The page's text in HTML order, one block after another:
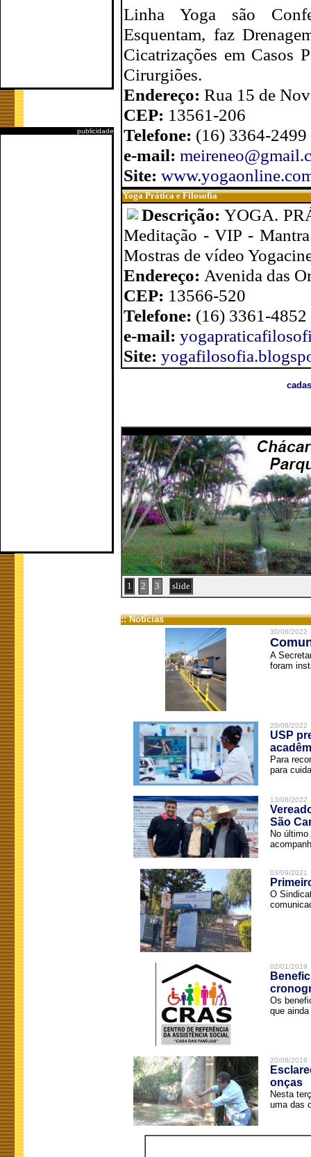
publicidade
Linha Yoga são
Esquentam, faz
Cicatrizações em Casos
Cirurgiões.
Endereço: Rua 15 de
CEP: 13561-206
Telefone: (16) 3364-
e-mail:
Site:
Yoga Prática e Filosofia
Descrição:YOGA.
Meditação - VIP -
Mostras de vídeo
Endereço: Avenida das
CEP: 13566-520
Telefone: (16) 3361-
e-mail:
Site:
1 2 3 slide
:: Notícias
30/06/2022
A
foram
20/06/2022
USP
Para
para
13/06/2022
São
No
03/09/2021
O
02/01/2019
Os
que
20/06/2018
onças
Nesta
uma das